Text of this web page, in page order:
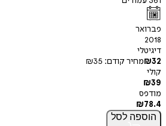
פברואר
2018
דיגיטלי
₪32 מחיר קודם: ₪35
קולי
₪39
מודפס
₪78.4
הוספה לסל